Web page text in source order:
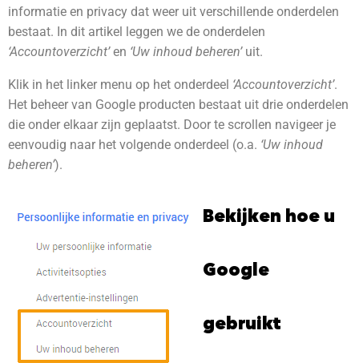
informatie en privacy dat weer uit verschillende onderdelen
bestaat. In dit artikel leggen we de onderdelen
‘Accountoverzicht’en ‘Uw inhoud beheren’uit.
Klik in het linker menu op het onderdeel ‘Accountoverzicht’.
Het beheer van Google producten bestaat uit drie onderdelen
die onder elkaar zijn geplaatst. Door te scrollen navigeer je
eenvoudig naar het volgende onderdeel (o.a. ‘Uw inhoud
beheren’).
Bekijken hoe u
Google
gebruikt